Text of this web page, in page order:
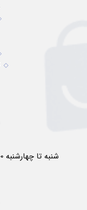
شنبه تا چهارشنبه ۰۹:۰۰ - ۱۷:۰۰ پنجشنبه ۰۹:۰۰ تا ۱۳:۰۰